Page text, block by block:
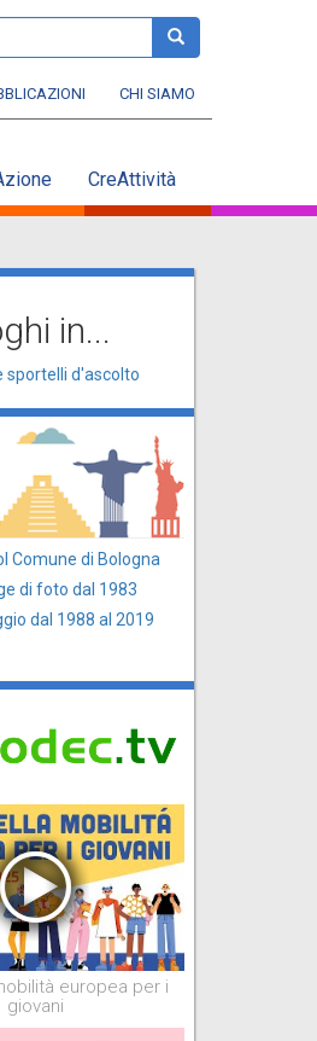
cerca
CHI SIAMO
CreAttività
in...
sportelli d'ascolto
Comune di Bologna
di foto dal 1983
dal 1988 al 2019
europea per i
giovani